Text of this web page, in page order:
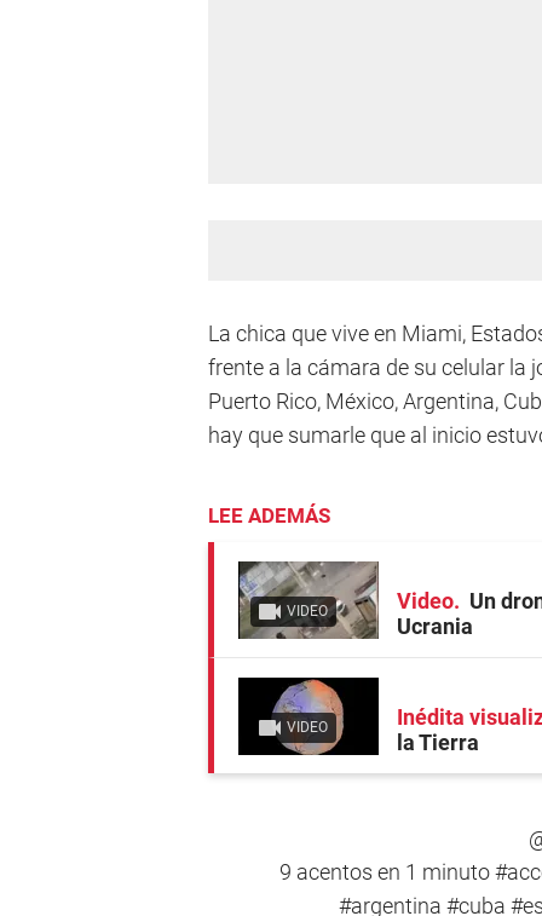
La chica que vive en Miami,
frente a la cámara de su celular la
Puerto Rico, México, Argentina,
hay que sumarle que al inicio
LEE ADEMÁS
VIDEO Video
Un
Ucrania
VIDEO Inédita
la Tierra
9 acentos en 1 minuto
#argentina #cuba